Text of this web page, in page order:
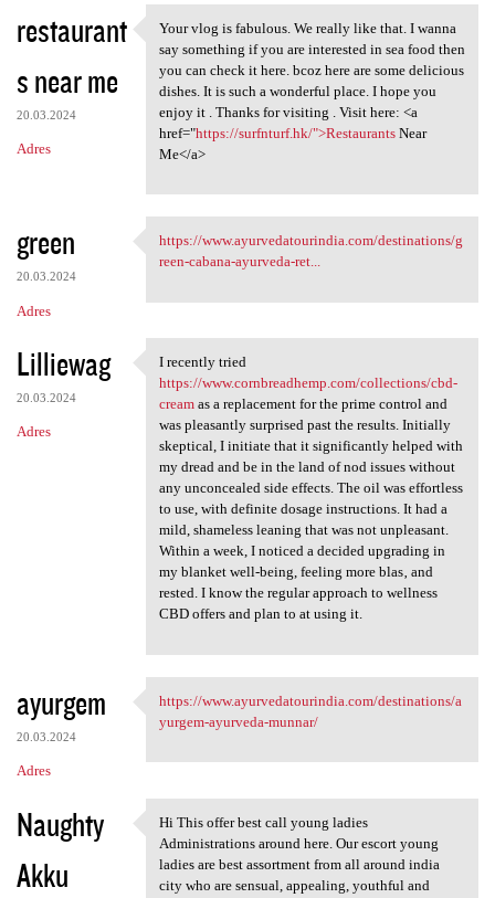
restaurant
s near me
20.03.2024
Adres
Your vlog is fabulous. We
Your vlog is fabulous. We really like that. I wanna
say something if you are interested in sea food then
you can check it here. bcoz here are some delicious
dishes. It is such a wonderful place. I hope you
enjoy it . Thanks for visiting . Visit here: <a
href="https://surfnturf.hk/">RestaurantsNear
Me</a>
green
20.03.2024
Adres
https://www.ayurvedatourindia
https://www.ayurvedatourindia.com/destinations/g
reen-cabana-ayurveda-ret...
Lilliewag
20.03.2024
Adres
I recently tried https://www
I recently tried
https://www.cornbreadhemp.com/collections/cbd-
creamas a replacement for the prime control and
was pleasantly surprised past the results. Initially
skeptical, I initiate that it significantly helped with
my dread and be in the land of nod issues without
any unconcealed side effects. The oil was effortless
to use, with definite dosage instructions. It had a
mild, shameless leaning that was not unpleasant.
Within a week, I noticed a decided upgrading in
my blanket well-being, feeling more blas‚ and
rested. I know the regular approach to wellness
CBD offers and plan to at using it.
ayurgem
20.03.2024
Adres
https://www.ayurvedatourindia
https://www.ayurvedatourindia.com/destinations/a
yurgem-ayurveda-munnar/
Naughty
Akku
Hi This offer best call young
Hi This offer best call young ladies
Administrations around here. Our escort young
ladies are best assortment from all around india
city who are sensual, appealing, youthful and